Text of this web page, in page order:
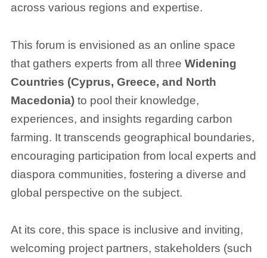
across various regions and expertise.
This forum is envisioned as an online space
that gathers experts from all three Widening
Countries (Cyprus, Greece, and North
Macedonia) to pool their knowledge,
experiences, and insights regarding carbon
farming. It transcends geographical boundaries,
encouraging participation from local experts and
diaspora communities, fostering a diverse and
global perspective on the subject.
At its core, this space is inclusive and inviting,
welcoming project partners, stakeholders (such